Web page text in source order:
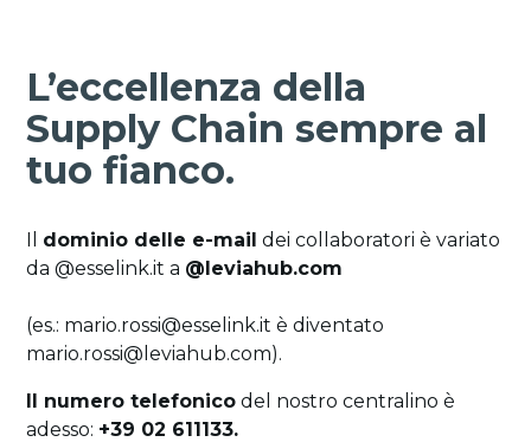
L’eccellenza della
Supply Chain sempre al
tuo fianco.
Il dominio delle e-mail dei collaboratori è variato
da @esselink.it a @leviahub.com
(es.: mario.rossi@esselink.it è diventato
mario.rossi@leviahub.com).
Il numero telefonico del nostro centralino è
adesso: +39 02 611133.